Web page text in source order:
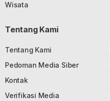
Wisata
Tentang Kami
Tentang Kami
Pedoman Media Siber
Kontak
Verifikasi Media